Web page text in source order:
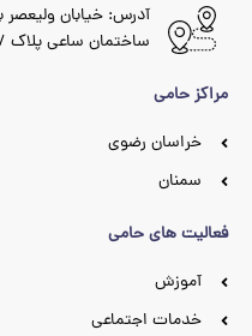
آدرس: خیابان
ساختمان ساعی پلاک ۳۷ طبقه پنجم واحد ۱۸
مراکز حامی
خراسان رضوی
سمنان
فعالیت های حامی
آموزش
خدمات اجتماعی